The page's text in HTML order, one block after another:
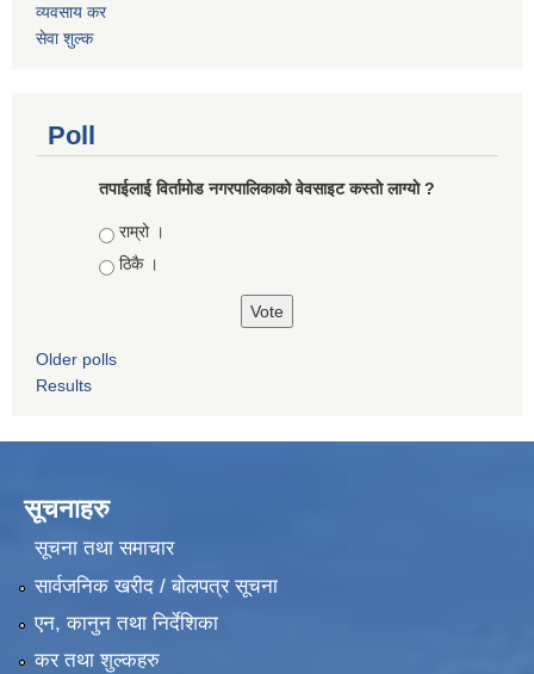
व्यवसाय कर
सेवा शुल्क
Poll
तपाईलाई विर्तामोड नगरपालिकाको वेवसाइट कस्ताे लाग्याे ?
Choices
राम्रो ।
ठिकै ।
Older polls
Results
सूचनाहरु
सूचना तथा समाचार
सार्वजनिक खरीद / बोलपत्र सूचना
एन, कानुन तथा निर्देशिका
कर तथा शुल्कहरु